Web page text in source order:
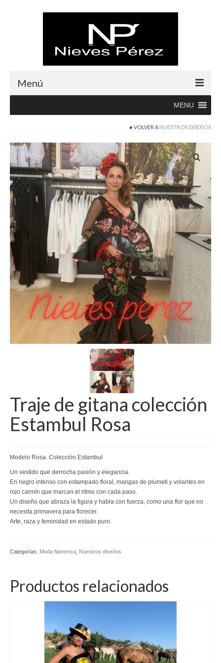
Menú
Boutique
Abrigos
Albornoces
Blusas
Camisas
Camisetas
Capas
Cazadoras
Chalecos y Chaquetas
Faldas
Jerseys
Kaftan
Monos
Pantalones y Shorts
Ponchos
Vestidos Midi
Tops
Ceremonias
Novias
MENU
VOLVER A NUESTROS DISEÑOS
Traje de gitana colección
Estambul Rosa
Modelo Rosa. Colección Estambul
Un vestido que derrocha pasión y elegancia.
En negro intenso con estampado floral, mangas de plumeti y volantes en
rojo carmín que marcan el ritmo con cada paso.
Un diseño que abraza la figura y habla con fuerza, como una flor que no
necesita primavera para florecer.
Arte, raza y feminidad en estado puro.
Categorías: Moda flamenca Nuestros diseños
Productos relacionados